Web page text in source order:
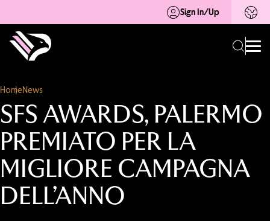
Sign In/Up
HomeNews
SFS AWARDS, PALERMO
PREMIATO PER LA
MIGLIORE CAMPAGNA
DELL’ANNO